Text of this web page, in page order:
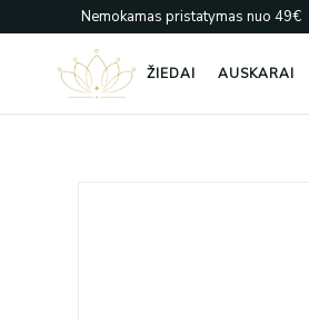
prie
Nemokamas pristatymas nuo 49€
ŽIEDAI AUSKARAI